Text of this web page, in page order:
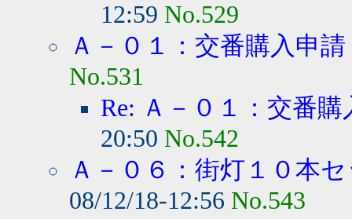
12:59 No.529
Ａ－０１：交番購入申請
No.531
Re: Ａ－０１：交番購
20:50 No.542
Ａ－０６：街灯１０本
08/12/18-12:56 No.543